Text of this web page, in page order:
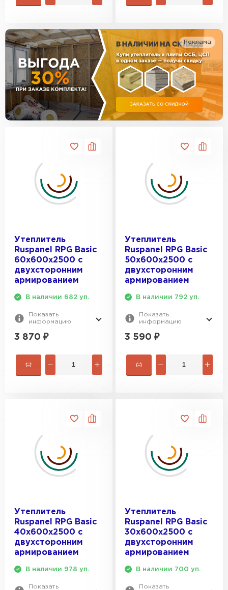
Реклама
Утеплитель
Ruspanel RPG Basic
60х600х2500 с
двухсторонним
армированием
В наличии 682 уп.
Показать
информацию
3 870 ₽
Утеплитель
Ruspanel RPG Basic
50х600х2500 с
двухсторонним
армированием
В наличии 792 уп.
Показать
информацию
3 590 ₽
Утеплитель
Ruspanel RPG Basic
40х600х2500 с
двухсторонним
армированием
В наличии 978 уп.
Показать
Утеплитель
Ruspanel RPG Basic
30х600х2500 с
двухсторонним
армированием
В наличии 700 уп.
Показать
Утеплитель Изотек
Утеплитель Ruspanel
ПЕРЕЙТИ
ПЕРЕЙТИ
Утеплитель Xotpipe
ПЕРЕЙТИ
Утеплитель Тимплэкс
Утеплитель Изовол
ПЕРЕЙТИ
Утеплитель Термит
ПЕРЕЙТИ
Утеплитель Изомин
Утеплитель Юматекс
Утеплитель Теплекс
Утеплитель Эковер
Утеплитель Белтеп
Утеплитель Термит
Утеплитель Isotec
Утеплитель Ruspanel
Утеплитель Брит
Утеплитель Тимплэкс